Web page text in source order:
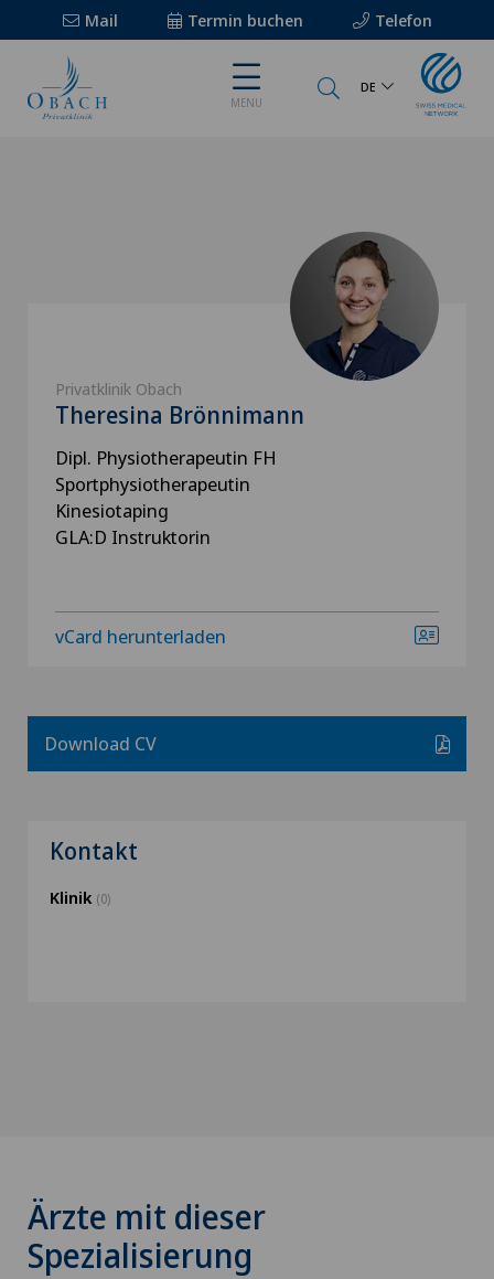
Mail Termin buchen Telefon
MENU
DE
Privatklinik Obach
Theresina Brönnimann
Dipl. Physiotherapeutin FH
Sportphysiotherapeutin
Kinesiotaping
GLA:D Instruktorin
vCard herunterladen
Download CV
Kontakt
Klinik (0)
Ärzte mit dieser
Spezialisierung